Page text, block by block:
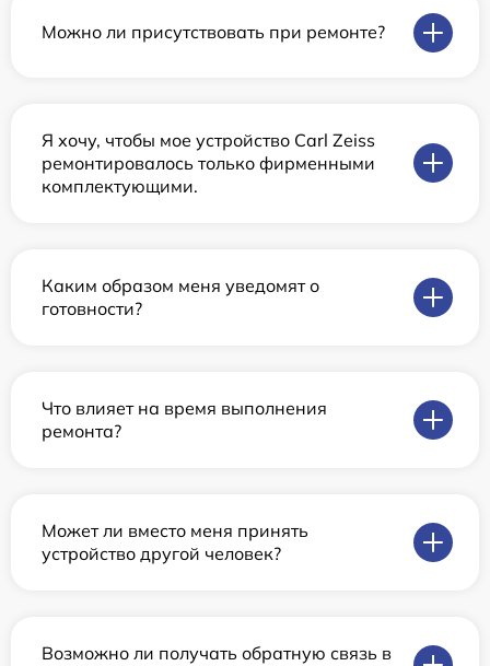
Можно ли присутствовать при ремонте?
Я хочу, чтобы мое устройство Carl Zeiss
ремонтировалось только фирменными
комплектующими.
Каким образом меня уведомят о
готовности?
Что влияет на время выполнения
ремонта?
Может ли вместо меня принять
устройство другой человек?
Возможно ли получать обратную связь в